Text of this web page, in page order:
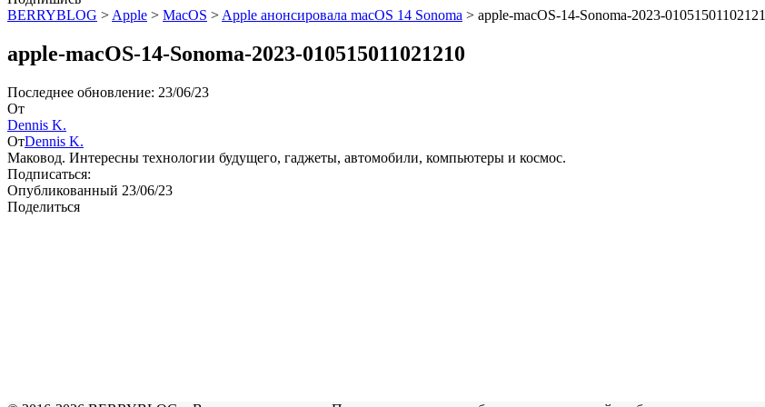
BERRYBLOG > Apple > MacOS > Apple анонсировала macOS 14 Sonoma > apple-macOS-14-Sonoma-2023-
apple-macOS-14-Sonoma-2023-010515011021210
Последнее обновление: 23/06/23
От
Dennis K.
ОтDennis K.
Маковод. Интересны технологии будущего, гаджеты, автомобили, компьютеры и космос.
Подписаться:
Опубликованный 23/06/23
Поделиться